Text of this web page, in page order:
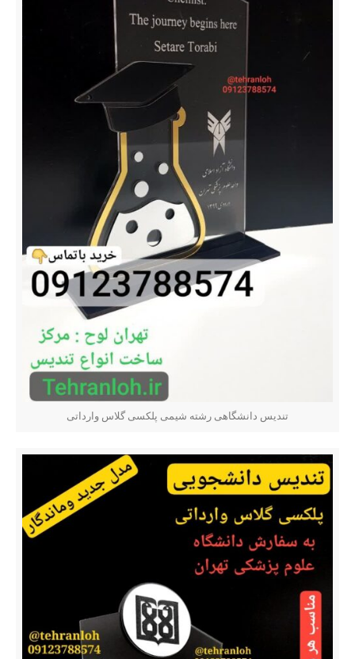
تندیس دانشگاهی رشته شیمی پلکسی گلاس وارداتی